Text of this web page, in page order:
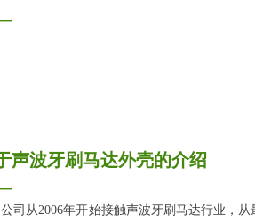
声波牙刷马达外壳的介绍
司从2006年开始接触声波牙刷马达行业，